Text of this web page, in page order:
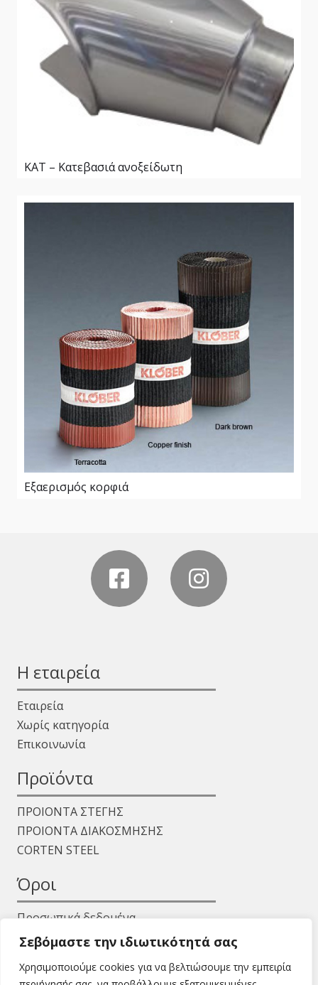
Σεβόμαστε την ιδιωτικότητά σας
Χρησιμοποιούμε cookies για να βελτιώσουμε την εμπειρία
ΚΑΤ – Κατεβασιά ανοξείδωτη
Eξαερισμός κορφιά
Η εταιρεία
Εταιρεία
Χωρίς κατηγορία
Επικοινωνία
Προϊόντα
ΠΡΟΙΟΝΤΑ ΣΤΕΓΗΣ
ΠΡΟΙΟΝΤΑ ΔΙΑΚΟΣΜΗΣΗΣ
CORTEN STEEL
Όροι
Προσωπικά δεδομένα
Όροι χρήσης